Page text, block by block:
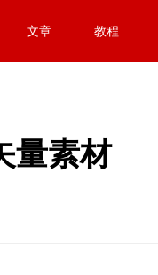
文章 教程
量素材